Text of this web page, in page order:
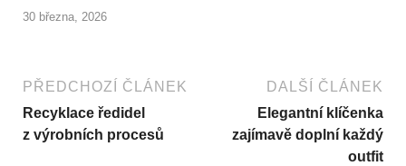
30 března, 2026
PŘEDCHOZÍ ČLÁNEK
Recyklace ředidel
z výrobních procesů
DALŠÍ ČLÁNEK
Elegantní klíčenka
zajímavě doplní každý
outfit